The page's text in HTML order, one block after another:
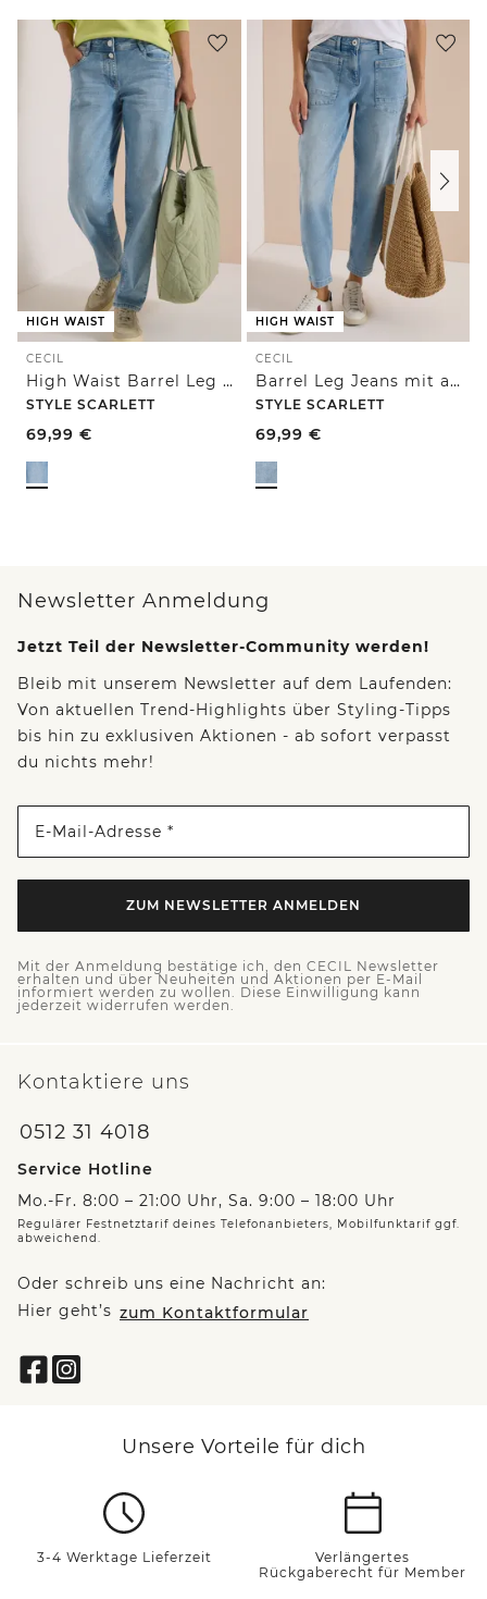
HIGH WAIST
CECIL
High Waist Barrel Leg Jeans im Loose Fit
STYLE SCARLETT
69,99 €
HIGH WAIST
CECIL
Barrel Leg Jeans mit aufgesetzten Taschen
STYLE SCARLETT
69,99 €
Newsletter Anmeldung
Jetzt Teil der Newsletter-Community werden!
Bleib mit unserem Newsletter auf dem Laufenden:
Von aktuellen Trend-Highlights über Styling-Tipps
bis hin zu exklusiven Aktionen - ab sofort verpasst
du nichts mehr!
E-Mail-Adresse *
ZUM NEWSLETTER ANMELDEN
Mit der Anmeldung bestätige ich, den CECIL Newsletter
erhalten und über Neuheiten und Aktionen per E-Mail
informiert werden zu wollen. Diese Einwilligung kann
jederzeit widerrufen werden.
Kontaktiere uns
0512 31 4018
Service Hotline
Mo.-Fr. 8:00 – 21:00 Uhr, Sa. 9:00 – 18:00 Uhr
Regulärer Festnetztarif deines Telefonanbieters, Mobilfunktarif ggf.
abweichend.
Oder schreib uns eine Nachricht an:
Hier geht’s zum Kontaktformular
Unsere Vorteile für dich
3-4 Werktage Lieferzeit
Verlängertes
Rückgaberecht für Member